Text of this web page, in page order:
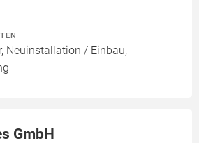
Neuinstallation / Einbau,
GmbH